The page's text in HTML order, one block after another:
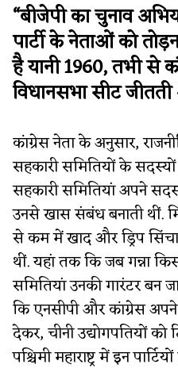
“बीजेपी का चुनाव
पार्टी के नेताओं को
है यानी 1960, तभी से
विधानसभा सीट
कांग्रेस नेता के अनुसार,
सहकारी समितियों के
सहकारी समितियां अपने
उनसे खास संबंध बनाती थीं.
से कम में खाद और ड्रिप
थीं. यहां तक कि जब गन्ना
समितियां उनकी गारंटर बन
कि एनसीपी और कांग्रेस
देकर, चीनी उद्योगपतियों
पश्चिमी महाराष्ट्र में इन